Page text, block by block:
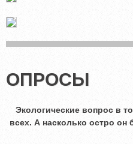
ОПРОСЫ
Экологические вопрос в
всех. А насколько остро